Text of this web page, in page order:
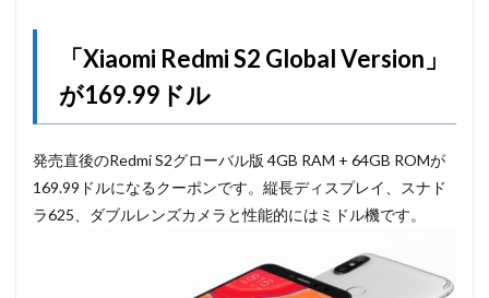
「Xiaomi Redmi S2 Global Version」
が169.99ドル
発売直後のRedmi S2グローバル版 4GB RAM + 64GB ROMが
169.99ドルになるクーポンです。縦長ディスプレイ、スナド
ラ625、ダブルレンズカメラと性能的にはミドル機です。